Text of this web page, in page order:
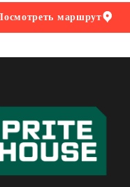
маршрут